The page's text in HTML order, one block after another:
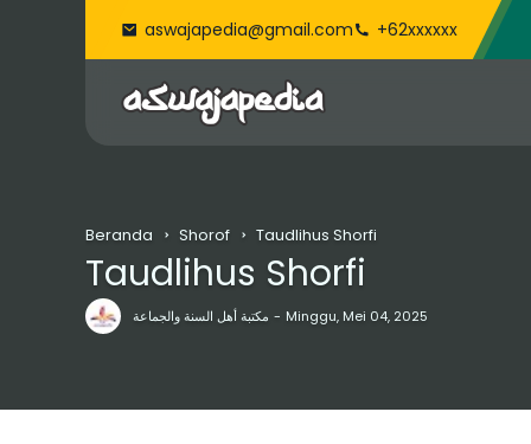
aswajapedia@gmail.com +62xxxxxx
Beranda Shorof Taudlihus Shorfi
مكتبة أهل السنة والجماعة Minggu, Mei 04, 2025
Taudlihus Shorfi